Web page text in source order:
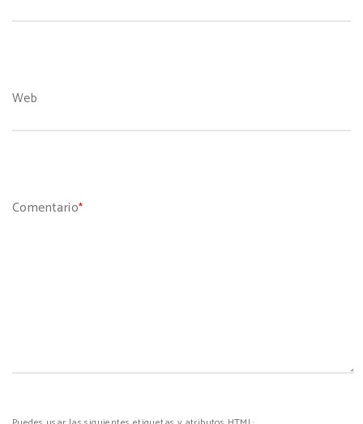
Web
Comentario*